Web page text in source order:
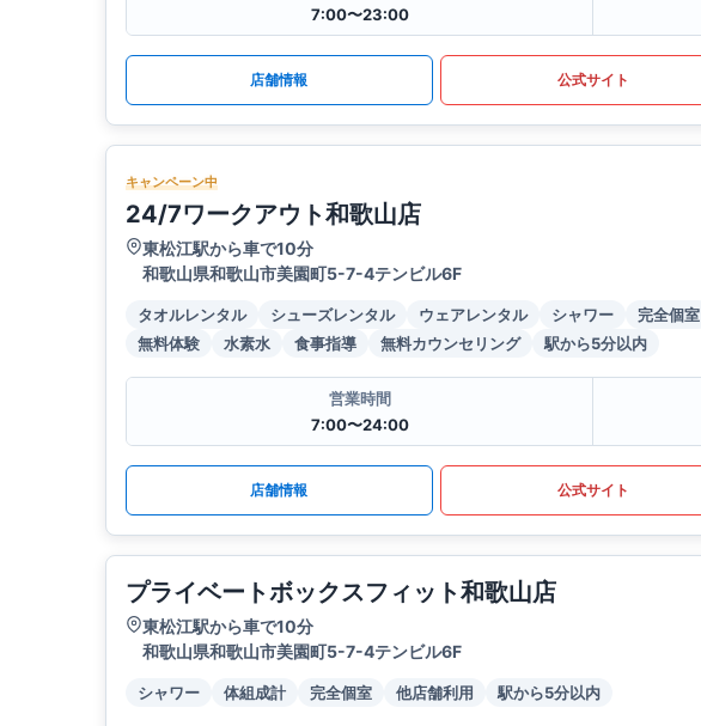
7:00〜23:00
店舗情報 公式サイト
キャンペーン中
24/7ワークアウト和歌山店
東松江駅から車で10分
和歌山県和歌山市美園町5-7-4テンビル6F
タオルレンタル シューズレンタル ウェアレンタル シャワー
完全個室
無料体験
水素水 食事指導 無料カウンセリング 駅から5分以内
営業時間
7:00〜24:00
店舗情報 公式サイト
プライベートボックスフィット和歌山店
東松江駅から車で10分
和歌山県和歌山市美園町5-7-4テンビル6F
シャワー 体組成計 完全個室 他店舗利用 駅から5分以内